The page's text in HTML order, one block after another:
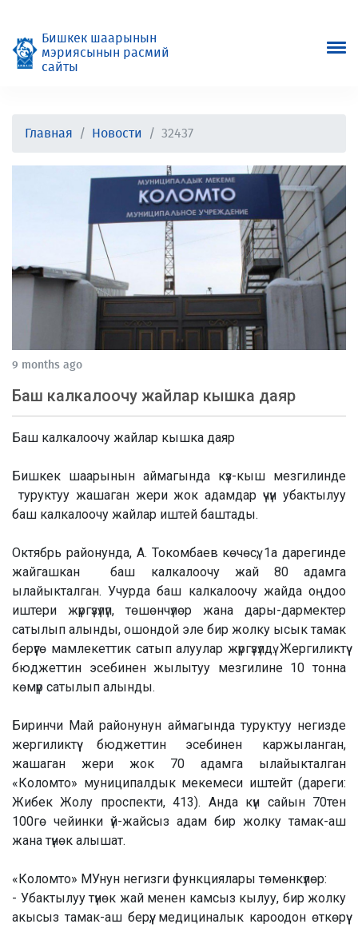
Бишкек шаарынын
мэриясынын расмий
сайты
Главная Новости 32437
9 months ago
Баш калкалоочу жайлар кышка даяр
Баш калкалоочу жайлар кышка даяр
Бишкек шаарынын аймагында күз-кыш мезгилинде
туруктуу жашаган жери жок адамдар үчүн убактылуу
баш калкалоочу жайлар иштей баштады.
Октябрь районунда, А. Токомбаев көчөсү, 1а дарегинде
жайгашкан баш калкалоочу жай 80 адамга
ылайыкталган. Учурда баш калкалоочу жайда оңдоо
иштери жүргүзүлүп, төшөнчүлөр жана дары-дармектер
сатылып алынды, ошондой эле бир жолку ысык тамак
берүүгө мамлекеттик сатып алуулар жүргүзүлдү. Жергиликтүү
бюджеттин эсебинен жылытуу мезгилине 10 тонна
көмүр сатылып алынды.
Биринчи Май районунун аймагында туруктуу негизде
жергиликтүү бюджеттин эсебинен каржыланган,
жашаган жери жок 70 адамга ылайыкталган
«Коломто» муниципалдык мекемеси иштейт (дареги:
Жибек Жолу проспекти, 413). Анда күн сайын 70тен
100гө чейинки үй-жайсыз адам бир жолку тамак-аш
жана түнөк алышат.
«Коломто» МУнун негизги функциялары төмөнкүлөр:
- Убактылуу түнөк жай менен камсыз кылуу, бир жолку
акысыз тамак-аш берүү, медициналык кароодон өткөрүү